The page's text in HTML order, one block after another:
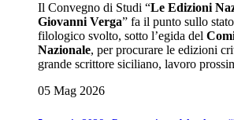
Il Convegno di Studi “Le Edizioni
Giovanni Verga” fa il punto sullo
filologico svolto, sotto l’egida del
Nazionale, per procurare le edizioni
grande scrittore siciliano, lavoro
05 Mag 2026